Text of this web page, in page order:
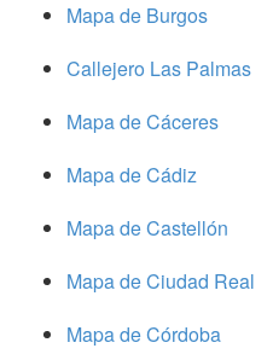
Mapa de Burgos
Callejero Las Palmas
Mapa de Cáceres
Mapa de Cádiz
Mapa de Castellón
Mapa de Ciudad Real
Mapa de Córdoba